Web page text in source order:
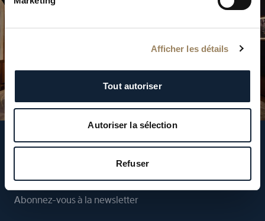
Afficher les détails
Tout autoriser
Autoriser la sélection
Refuser
Suivez-nous
Abonnez-vous à la newsletter